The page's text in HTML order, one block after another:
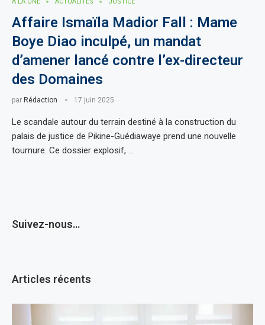
Affaire Ismaïla Madior Fall : Mame
Boye Diao inculpé, un mandat
d’amener lancé contre l’ex-directeur
des Domaines
par Rédaction 17 juin 2025
Le scandale autour du terrain destiné à la construction du
palais de justice de Pikine-Guédiawaye prend une nouvelle
tournure. Ce dossier explosif, …
Suivez-nous…
Articles récents